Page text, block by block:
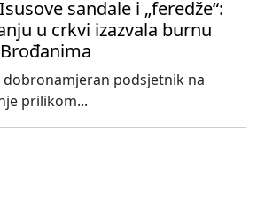
sandale i „feredže“:
u crkvi izazvala burnu
podsjetnik na
prilikom...